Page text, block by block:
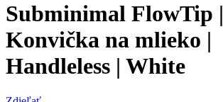
Subminimal FlowTip |
Konvička na mlieko |
Handleless | White